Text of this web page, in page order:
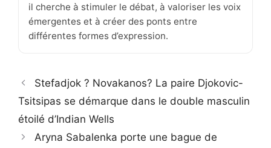
il cherche à stimuler le débat, à valoriser les voix
émergentes et à créer des ponts entre
différentes formes d’expression.
Stefadjok ? Novakanos? La paire Djokovic-
Tsitsipas se démarque dans le double masculin
étoilé d’Indian Wells
Aryna Sabalenka porte une bague de